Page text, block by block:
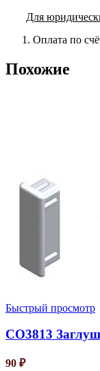
Для
Оплата по
Похожие
Быстрый просмотр
CO3813
90 ₽